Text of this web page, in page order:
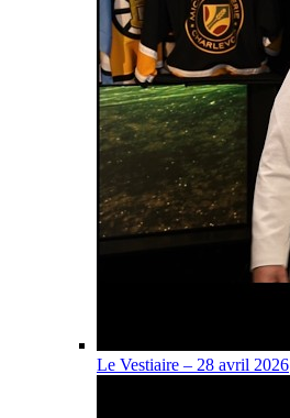
Le Vestiaire – 28 avril 2026